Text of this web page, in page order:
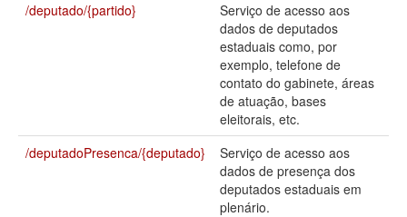
Catálogo de dados
Legislação
/deputado/{partido}
Serviço de acesso aos
dados de deputados
estaduais como, por
exemplo, telefone de
contato do gabinete, áreas
de atuação, bases
eleitorais, etc.
/deputadoPresenca/{deputado}
Serviço de acesso aos
dados de presença dos
deputados estaduais em
plenário.